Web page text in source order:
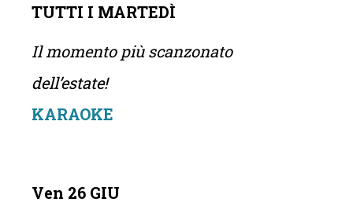
TUTTI I MARTEDÌ
Il momento più scanzonato
dell’estate!
KARAOKE
Ven 26 GIU